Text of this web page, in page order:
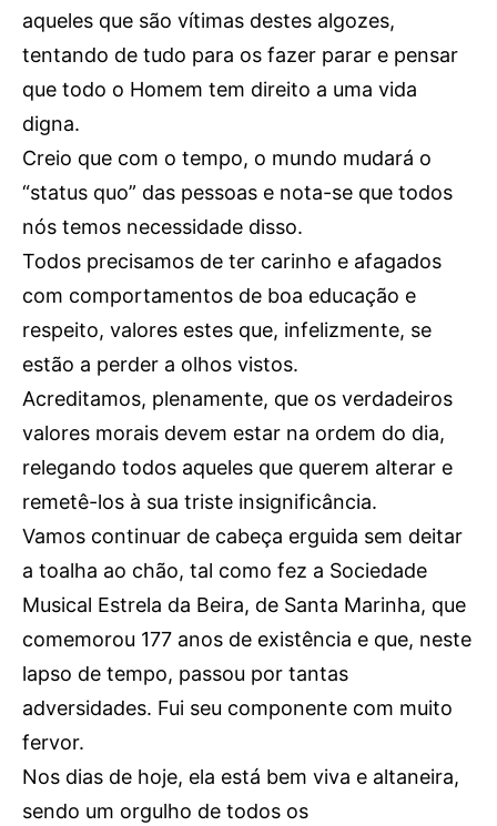
aqueles que são vítimas destes algozes,
tentando de tudo para os fazer parar e pensar
que todo o Homem tem direito a uma vida
digna.
Creio que com o tempo, o mundo mudará o
“status quo” das pessoas e nota-se que todos
nós temos necessidade disso.
Todos precisamos de ter carinho e afagados
com comportamentos de boa educação e
respeito, valores estes que, infelizmente, se
estão a perder a olhos vistos.
Acreditamos, plenamente, que os verdadeiros
valores morais devem estar na ordem do dia,
relegando todos aqueles que querem alterar e
remetê-los à sua triste insignificância.
Vamos continuar de cabeça erguida sem deitar
a toalha ao chão, tal como fez a Sociedade
Musical Estrela da Beira, de Santa Marinha, que
comemorou 177 anos de existência e que, neste
lapso de tempo, passou por tantas
adversidades. Fui seu componente com muito
fervor.
Nos dias de hoje, ela está bem viva e altaneira,
sendo um orgulho de todos os